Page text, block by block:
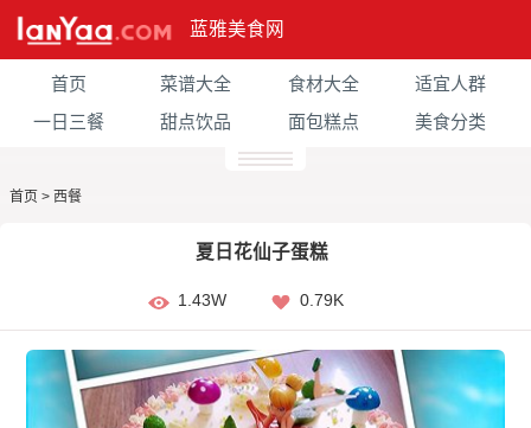
蓝雅美食网
首页 菜谱大全 食材大全
适宜人群
一日三餐
甜点饮品 面包糕点 美食分类
首页 > 西餐
夏日花仙子蛋糕
1.43W 0.79K